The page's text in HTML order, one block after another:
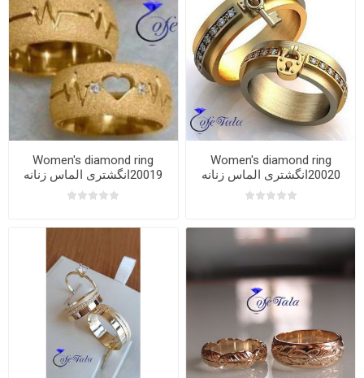
Women's diamond ring
20020انگشتری الماس زنانه
Women's diamond ring
20019انگشتری الماس زنانه